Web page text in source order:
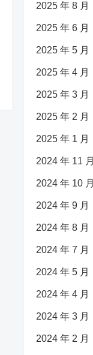
2025 年 8 月
2025 年 6 月
2025 年 5 月
2025 年 4 月
2025 年 3 月
2025 年 2 月
2025 年 1 月
2024 年 11 月
2024 年 10 月
2024 年 9 月
2024 年 8 月
2024 年 7 月
2024 年 5 月
2024 年 4 月
2024 年 3 月
2024 年 2 月